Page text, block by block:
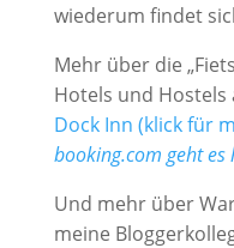
wiederum findet
Mehr über die
Hotels und Hostels
Dock Inn (klick für
booking.com geht
Und mehr über
meine